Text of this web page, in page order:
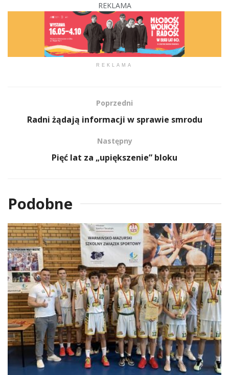
REKLAMA
REKLAMA
Poprzedni
Radni żądają informacji w sprawie smrodu
Następny
Pięć lat za „upiększenie” bloku
Podobne